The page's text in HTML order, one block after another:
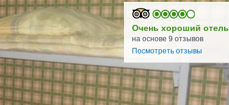
Очень хороший отель
на основе 9 отзывов
Посмотреть отзывы